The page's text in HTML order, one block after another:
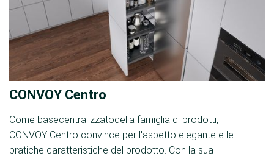
CONVOY Centro
Come basecentralizzatodella famiglia di prodotti,
CONVOY Centro convince per l'aspetto elegante e le
pratiche caratteristiche del prodotto. Con la sua